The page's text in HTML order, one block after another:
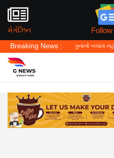
મેગેઝિન
Breaking News :
લો' ગુનાનો બચાવ નહીં બને